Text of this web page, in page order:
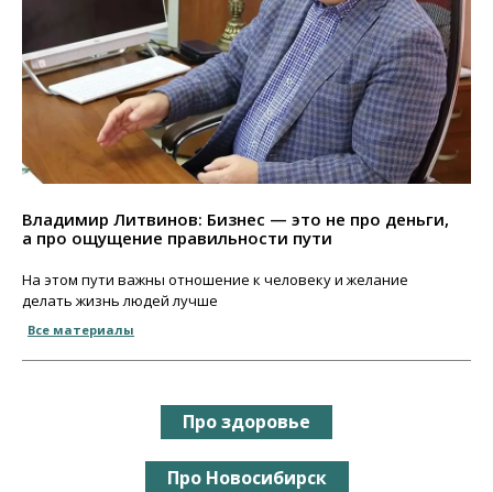
Владимир Литвинов: Бизнес — это не про деньги,
а про ощущение правильности пути
На этом пути важны отношение к человеку и желание
делать жизнь людей лучше
Все материалы
Про здоровье
Про Новосибирск